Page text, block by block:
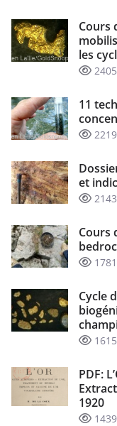
Cours
les
11
et
Cours
Cycle
PDF:
1920